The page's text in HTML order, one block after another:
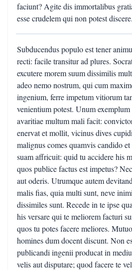
faciunt? Agite dis immortalibus
esse crudelem qui non potest discere.
Subducendus populo est tener
recti: facile transitur ad plures.
excutere morem suum dissimilis
adeo nemo nostrum, qui cum
ingenium, ferre impetum vitiorum
venientium potest. Unum
avaritiae multum mali facit:
enervat et mollit, vicinus dives
malignus comes quamvis candido
suam affricuit: quid tu accidere his
quos publice factus est impetus?
aut oderis. Utrumque autem
malis fias, quia multi sunt, neve
dissimiles sunt. Recede in te ipse
his versare qui te meliorem facturi
quos tu potes facere meliores.
homines dum docent discunt. Non
publicandi ingenii producat in
velis aut disputare; quod facere te